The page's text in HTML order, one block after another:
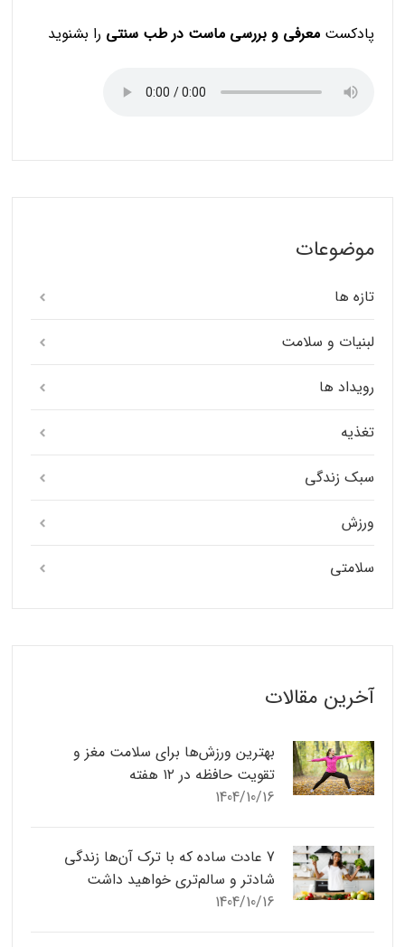
پادکستمعرفی و بررسی ماست در طب سنتی را بشنوید
موضوعات
تازه ها
لبنیات و سلامت
رویداد ها
تغذیه
سبک زندگی
ورزش
سلامتی
آخرین مقالات
بهترین ورزش‌ها برای سلامت مغز و
تقویت حافظه در ۱۲ هفته
1404/10/16
7 عادت ساده که با ترک آن‌ها زندگی
شادتر و سالم‌تری خواهید داشت
1404/10/16